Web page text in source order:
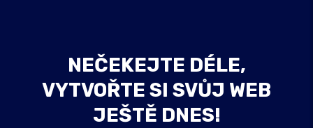
NEČEKEJTE DÉLE,
VYTVOŘTE SI SVŮJ WEB
JEŠTĚ DNES!